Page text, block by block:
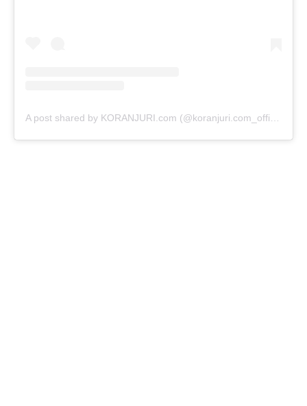
A post shared by KORANJURI.com (@koranjuri.com_official)